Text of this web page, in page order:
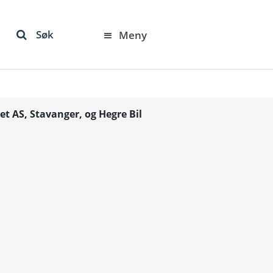
Søk Meny
AS, Stavanger, og Hegre Bil